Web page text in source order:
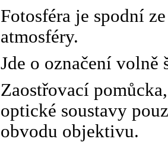
Fotosféra je spodní
atmosféry.
Jde o označení volně
Zaostřovací
optické soustavy
obvodu objektivu.